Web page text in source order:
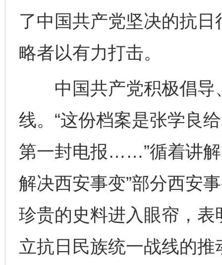
了中国共产党坚决的抗
略者以有力打击。
中国共产党积极倡导
线。“这份档案是张学良
第一封电报……”循着讲解
解决西安事变”部分西安
珍贵的史料进入眼帘，
立抗日民族统一战线的